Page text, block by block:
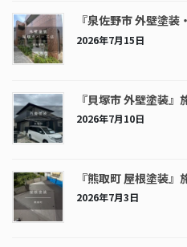
『泉佐野市 外壁塗
2026年7月15日
『貝塚市 外壁塗装』
2026年7月10日
『熊取町 屋根塗装』
2026年7月3日